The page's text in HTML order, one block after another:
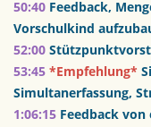
50:40 Feedback,
Vorschulkind
52:00
53:45 *Empfehlung*
Simultanerfassung,
1:06:15 Feedback